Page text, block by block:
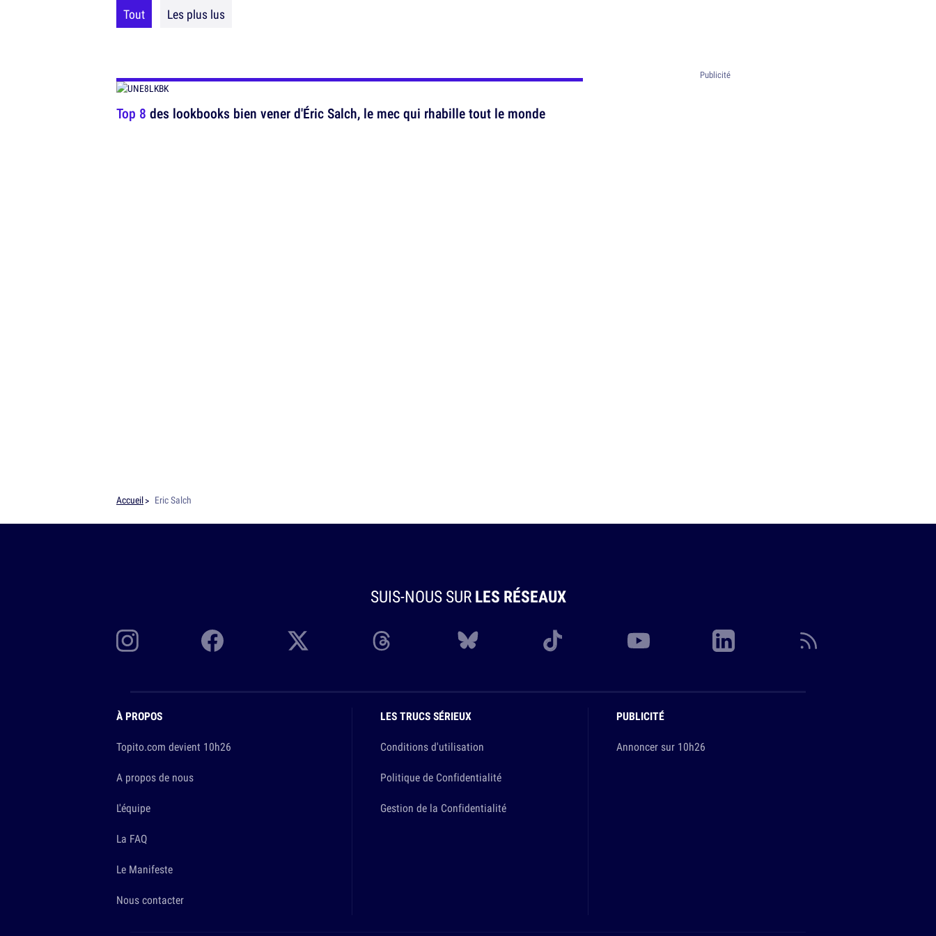
Tout Les plus lus
Top 8 des lookbooks bien vener d'Éric Salch, le mec qui rhabille tout le monde
Accueil Eric Salch
SUIS-NOUS SURLES RÉSEAUX
À PROPOS
Topito.com devient 10h26
A propos de nous
L'équipe
La FAQ
Le Manifeste
Nous contacter
LES TRUCS SÉRIEUX
Conditions d'utilisation
Politique de Confidentialité
Gestion de la Confidentialité
PUBLICITÉ
Annoncer sur 10h26